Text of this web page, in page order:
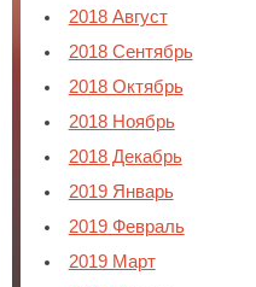
2018 Август
2018 Сентябрь
2018 Октябрь
2018 Ноябрь
2018 Декабрь
2019 Январь
2019 Февраль
2019 Март